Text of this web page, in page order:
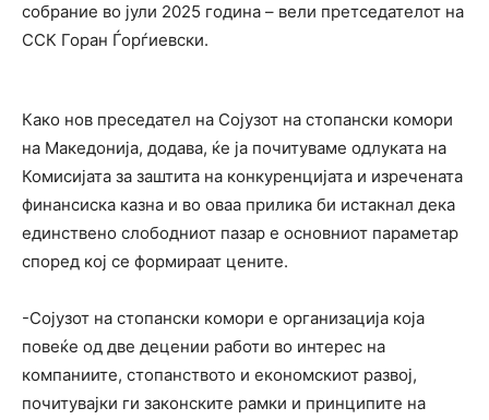
собрание во јули 2025 година – вели претседателот на
ССК Горан Ѓорѓиевски.
Како нов преседател на Сојузот на стопански комори
на Македонија, додава, ќе ја почитуваме одлуката на
Комисијата за заштита на конкуренцијата и изречената
финансиска казна и во оваа прилика би истакнал дека
единствено слободниот пазар е основниот параметар
според кој сe формираат цените.
-Сојузот на стопански комори е организација која
повеќе од две децении работи во интерес на
компаниите, стопанството и економскиот развој,
почитувајки ги законските рамки и принципите на